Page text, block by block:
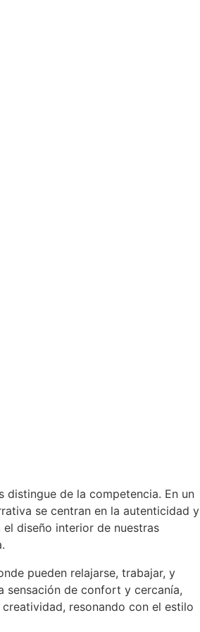
distingue de la competencia. En un
se centran en la autenticidad y
diseño interior de nuestras
pueden relajarse, trabajar, y
sensación de confort y cercanía,
resonando con el estilo